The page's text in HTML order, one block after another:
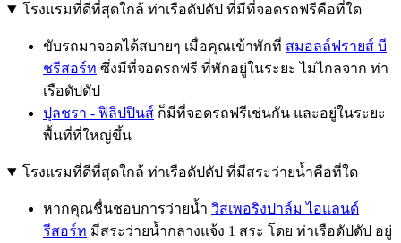
โรงแรมที่ดีที่สุดใกล้ ท่าเรือดัปดัป ที่มีที่จอดรถฟรีคือที่ใด
ขับรถมาจอดได้สบายๆ เมื่อคุณเข้าพักที่ สมอลล์ฟรายส์ บี
ชรีสอร์ท ซึ่งมีที่จอดรถฟรี ที่พักอยู่ในระยะ ไม่ไกลจาก ท่า
เรือดัปดัป
ปุลชรา - ฟิลิปปินส์ ก็มีที่จอดรถฟรีเช่นกัน และอยู่ในระยะ
พื้นที่ที่ใหญ่ขึ้น
โรงแรมที่ดีที่สุดใกล้ ท่าเรือดัปดัป ที่มีสระว่ายน้ำคือที่ใด
หากคุณชื่นชอบการว่ายน้ำ วิสเพอริงปาล์ม ไอแลนด์
รีสอร์ท มีสระว่ายน้ำกลางแจ้ง 1 สระ โดย ท่าเรือดัปดัป อยู่